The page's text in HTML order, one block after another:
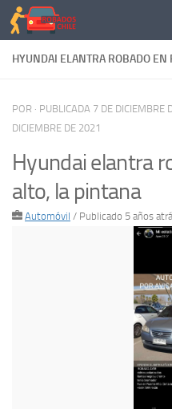
Saltar al contenido
HYUNDAI ELANTRA ROBADO EN
POR · PUBLICADA 7 DE DICIEMBRE
DICIEMBRE DE 2021
Hyundai elantra
alto, la pintana
Automóvil / Publicado 5 años